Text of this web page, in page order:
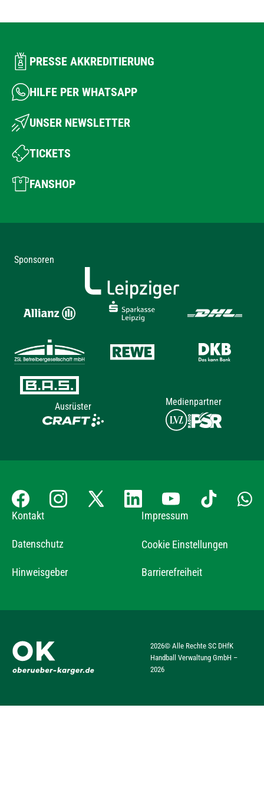
PRESSE AKKREDITIERUNG
HILFE PER WHATSAPP
UNSER NEWSLETTER
TICKETS
FANSHOP
Sponsoren
Ausrüster Medienpartner
Kontakt Impressum
Datenschutz Cookie Einstellungen
Hinweisgeber Barrierefreiheit
2026© Alle Rechte SC DHfK
Handball Verwaltung GmbH –
2026